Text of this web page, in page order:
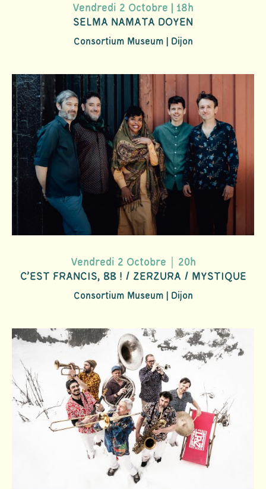
Vendredi 2 Octobre | 18h
SELMA NAMATA DOYEN
Consortium Museum | Dijon
Vendredi 2 Octobre｜20h
C'EST FRANCIS, BB ! / ZERZURA / MYSTIQUE
Consortium Museum | Dijon